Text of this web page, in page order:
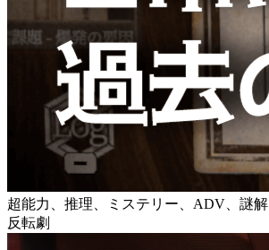
超能力、推理、ミステリー、ADV、謎解
反転劇